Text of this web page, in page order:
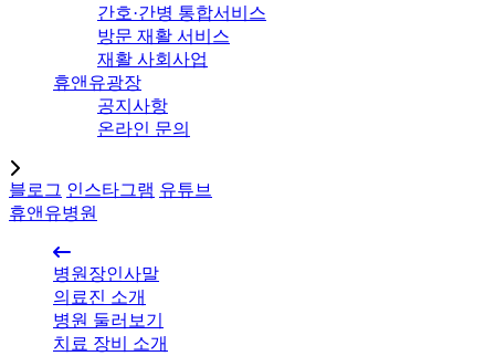
간호·간병 통합서비스
방문 재활 서비스
재활 사회사업
휴앤유광장
공지사항
온라인 문의
블로그 인스타그램 유튜브
휴앤유병원
병원장인사말
의료진 소개
병원 둘러보기
치료 장비 소개